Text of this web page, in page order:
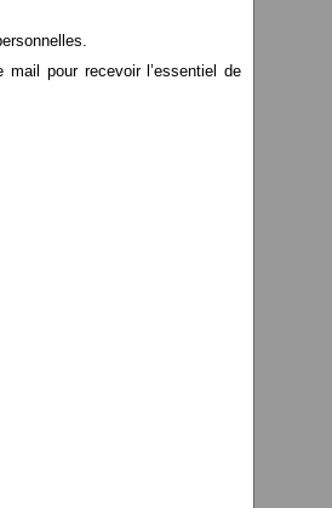
pour recevoir l’essentiel de